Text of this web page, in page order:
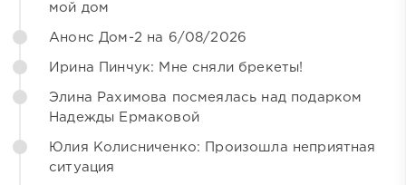
мой дом
Анонс Дом-2 на 6/08/2026
Ирина Пинчук: Мне сняли брекеты!
Элина Рахимова посмеялась над подарком
Надежды Ермаковой
Юлия Колисниченко: Произошла неприятная
ситуация